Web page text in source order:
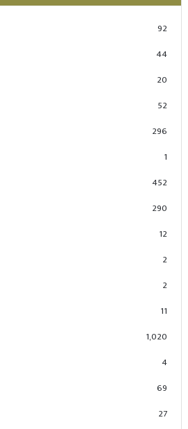
92
44
20
52
296
1
452
290
12
2
2
11
1,020
4
69
27